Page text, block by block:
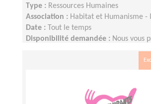
Type : Ressources Humaines
Association : Habitat et Humanisme -
Date :
Tout le temps
Disponibilité demandée : Nous vous
disponibilités.Présence régulière,
mensuelle, selon vos disponibilités.Un
accompagnement...)Vous ferez partie